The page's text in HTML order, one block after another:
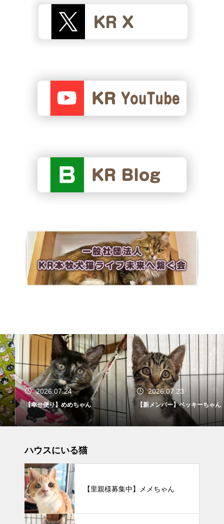
2026.07.24
【幸せ便り】めめちゃん
2026.07.23
【新メンバー】ベッキーちゃん
ハウスにいる猫
【里親様募集中】メメちゃん